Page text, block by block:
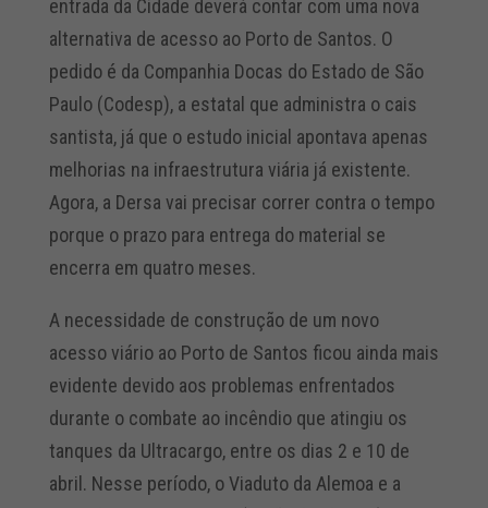
entrada da Cidade deverá contar com uma nova
alternativa de acesso ao Porto de Santos. O
pedido é da Companhia Docas do Estado de São
Paulo (Codesp), a estatal que administra o cais
santista, já que o estudo inicial apontava apenas
melhorias na infraestrutura viária já existente.
Agora, a Dersa vai precisar correr contra o tempo
porque o prazo para entrega do material se
encerra em quatro meses.
A necessidade de construção de um novo
acesso viário ao Porto de Santos ficou ainda mais
evidente devido aos problemas enfrentados
durante o combate ao incêndio que atingiu os
tanques da Ultracargo, entre os dias 2 e 10 de
abril. Nesse período, o Viaduto da Alemoa e a